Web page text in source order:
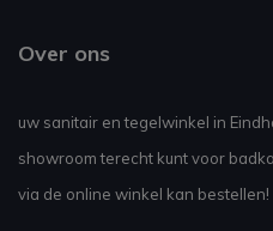
Over ons
uw sanitair en tegelwinkel in
showroom terecht kunt voor
via de online winkel kan bestellen!